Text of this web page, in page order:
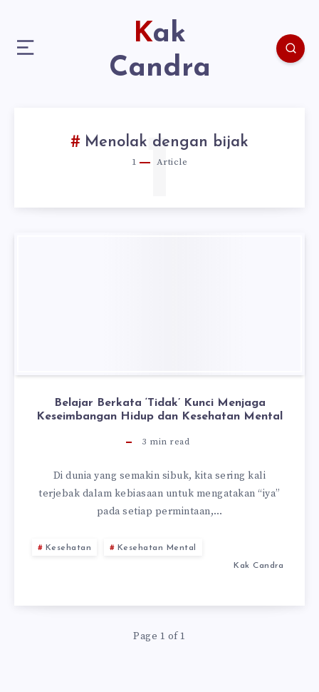
Kak
Candra
Menolak dengan bijak
1 Article
1
Belajar Berkata ‘Tidak’ Kunci Menjaga
Keseimbangan Hidup dan Kesehatan Mental
3 min read
Di dunia yang semakin sibuk, kita sering kali
terjebak dalam kebiasaan untuk mengatakan “iya”
pada setiap permintaan,…
Kesehatan Kesehatan Mental
Kak Candra
Page 1 of 1